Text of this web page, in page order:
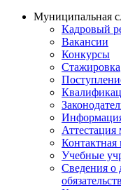
Муниципальная
Кадровый
Вакансии
Конкурсы
Стажировка
Учебные
Сведения о